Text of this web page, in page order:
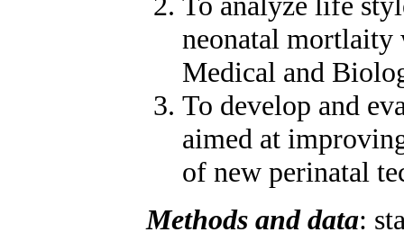
neonatal mortlaity
Medical and
To develop and
aimed at
of new perinatal
Methods and data: